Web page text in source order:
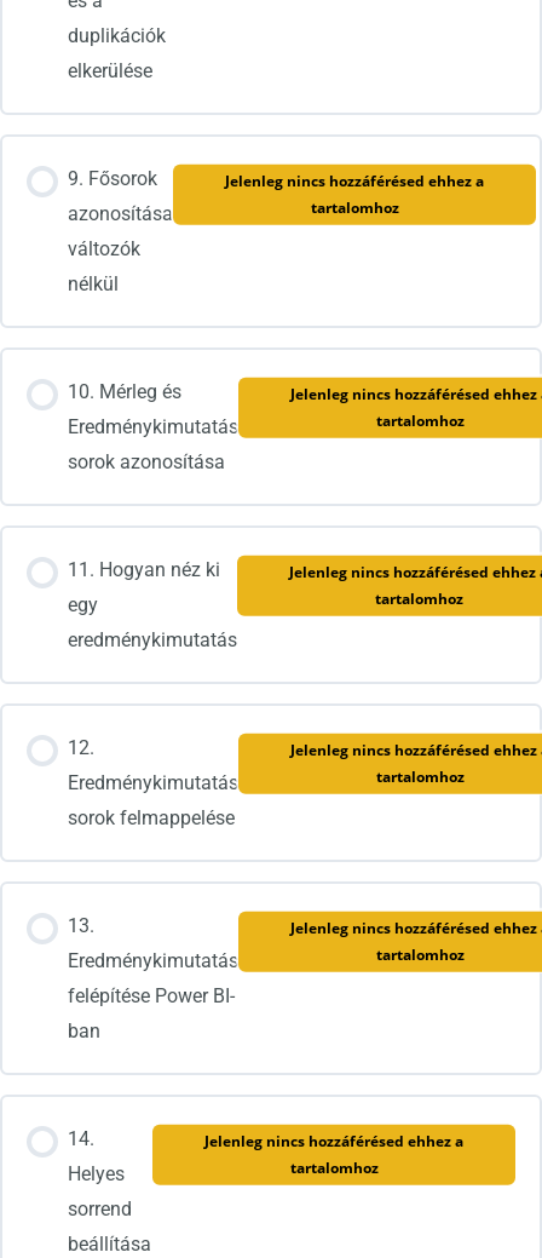
duplikációk
elkerülése
9. Fősorok
azonosítása
változók
nélkül
Jelenleg nincs hozzáférésed ehhez a
tartalomhoz
10. Mérleg és
Eredménykimutatás
sorok azonosítása
Jelenleg nincs hozzáférésed ehhez
tartalomhoz
11. Hogyan néz ki
egy
eredménykimutatás
Jelenleg nincs hozzáférésed ehhez
tartalomhoz
12.
Eredménykimutatás
sorok felmappelése
Jelenleg nincs hozzáférésed ehhez
tartalomhoz
13.
Eredménykimutatás
felépítése Power BI-
ban
Jelenleg nincs hozzáférésed ehhez
tartalomhoz
14.
Helyes
sorrend
beállítása
Jelenleg nincs hozzáférésed ehhez a
tartalomhoz